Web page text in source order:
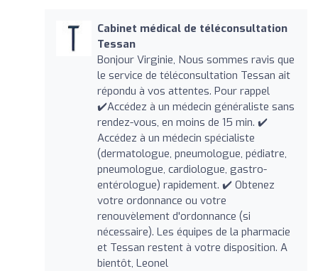
Cabinet médical de téléconsultation
Tessan
Bonjour Virginie, Nous sommes ravis que
le service de téléconsultation Tessan ait
répondu à vos attentes. Pour rappel
✔️Accédez à un médecin généraliste sans
rendez-vous, en moins de 15 min. ✔️
Accédez à un médecin spécialiste
(dermatologue, pneumologue, pédiatre,
pneumologue, cardiologue, gastro-
entérologue) rapidement. ✔️ Obtenez
votre ordonnance ou votre
renouvèlement d'ordonnance (si
nécessaire). Les équipes de la pharmacie
et Tessan restent à votre disposition. A
bientôt, Leonel